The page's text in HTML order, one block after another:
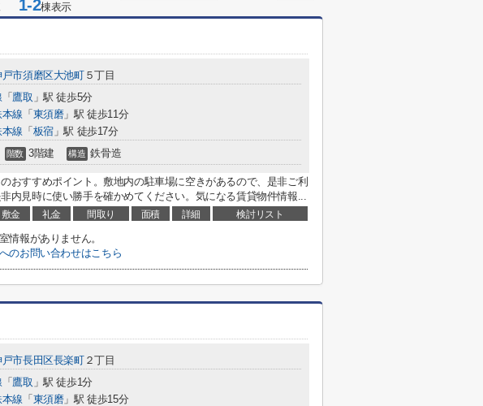
1-2棟表示
戸市須磨区大池町５丁目
「 鷹取 」駅 徒歩5分
線 「 東須磨」駅 徒歩11分
線 「 板宿」駅 徒歩17分
階数 3階建 構造 鉄骨造
のおすすめポイント。敷地内の駐車場に空きがあるので、是非ご利
内見時に使い勝手を確かめてください。気になる賃貸物件情報...
敷金 礼金 間取り 面積 詳細 検討リスト
情報がありません。
のお問い合わせはこちら
戸市長田区長楽町２丁目
「 鷹取 」駅 徒歩1分
線 「 東須磨」駅 徒歩15分